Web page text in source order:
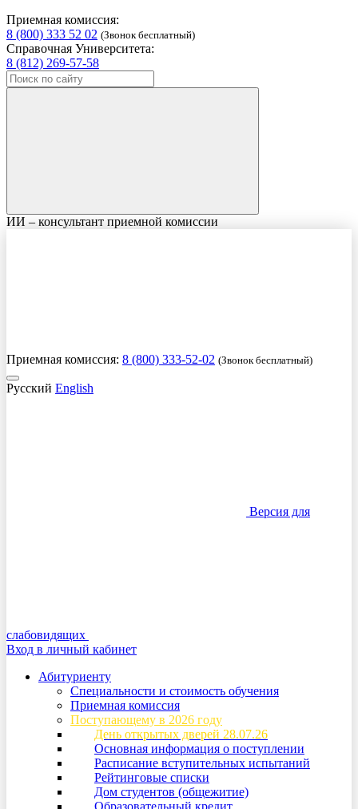
Приемная комиссия:
8 (800) 333 52 02 (Звонок бесплатный)
Справочная Университета:
8 (812) 269-57-58
ИИ – консультант приемной комиссии
Приемная комиссия: 8 (800) 333-52-02 (Звонок бесплатный)
Русский English
Версия для
слабовидящих
Вход в личный кабинет
Абитуриенту
Специальности и стоимость обучения
Приемная комиссия
Поступающему в 2026 году
День открытых дверей 28.07.26
Основная информация о поступлении
Расписание вступительных испытаний
Рейтинговые списки
Дом студентов (общежитие)
Образовательный кредит